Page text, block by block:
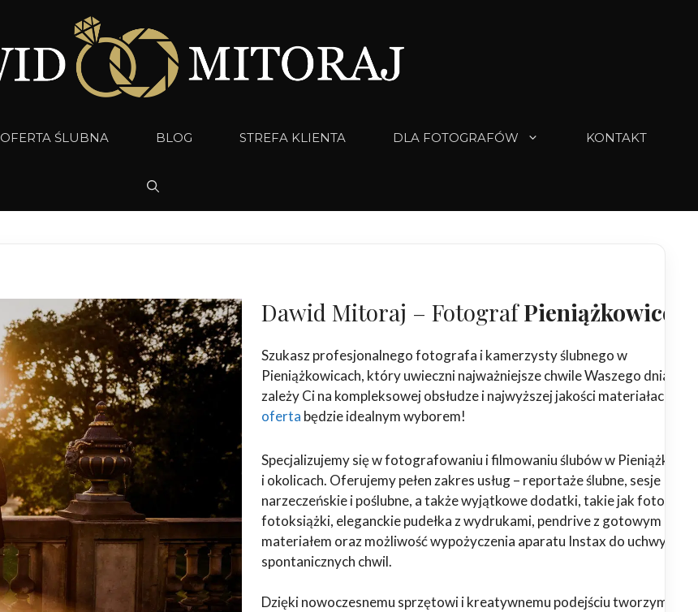
OFERTA ŚLUBNA BLOG STREFA KLIENTA DLA FOTOGRAFÓW KONTAKT
Dawid Mitoraj – FotografPieniążkowice
Szukasz profesjonalnego fotografa i kamerzysty ślubnego w
Pieniążkowicach, który uwieczni najważniejsze chwile Waszego dnia?
zależy Ci na kompleksowej obsłudze i najwyższej jakości materiałach,
oferta będzie idealnym wyborem!
Specjalizujemy się w fotografowaniu i filmowaniu ślubów w
i okolicach. Oferujemy pełen zakres usług – reportaże ślubne, sesje
narzeczeńskie i poślubne, a także wyjątkowe dodatki, takie jak
fotoksiążki, eleganckie pudełka z wydrukami, pendrive z gotowym
materiałem oraz możliwość wypożyczenia aparatu Instax do uchwycenia
spontanicznych chwil.
Dzięki nowoczesnemu sprzętowi i kreatywnemu podejściu tworzymy